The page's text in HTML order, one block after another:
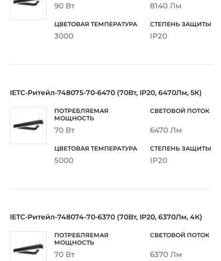
90 Вт 8140 Лм
3000 IP20
IETC-Ритейл-748075-70-6470 (70Вт, IP20, 6470Лм, 5К)
70 Вт 6470 Лм
5000 IP20
IETC-Ритейл-748074-70-6370 (70Вт, IP20, 6370Лм, 4К)
70 Вт 6370 Лм